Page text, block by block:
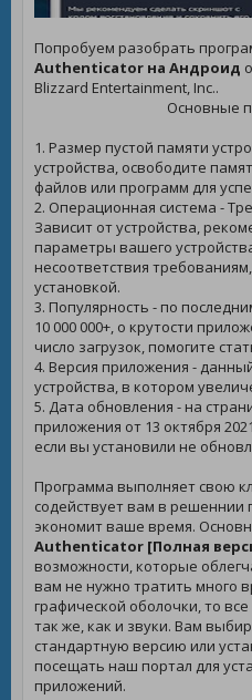
Попробуем разобрать
Authenticator на Андроид
Blizzard Entertainment, Inc..
Основные
1. Размер пустой памяти
устройства, освободите
файлов или программ для
2. Операционная система -
Зависит от устройства,
параметры вашего
несоответствия
установкой.
3. Популярность - по
10 000 000+, о крутости
число загрузок, помогите
4. Версия приложения -
устройства, в котором
5. Дата обновления - на
приложения от 13 октября
если вы установили не
Программа выполняет свою
содействует вам в решеннии
экономит ваше время.
Authenticator [Полная
возможности, которые
вам не нужно тратить много
графической оболочки, то
так же, как и звуки. Вам
стандартную версию или
посещать наш портал для
приложений.